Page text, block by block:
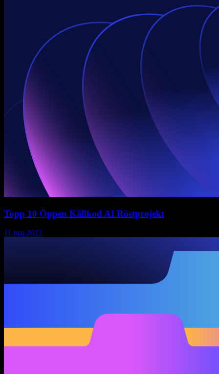
Topp 10 Öppen Källkod AI Röstprojekt
11 maj 2023